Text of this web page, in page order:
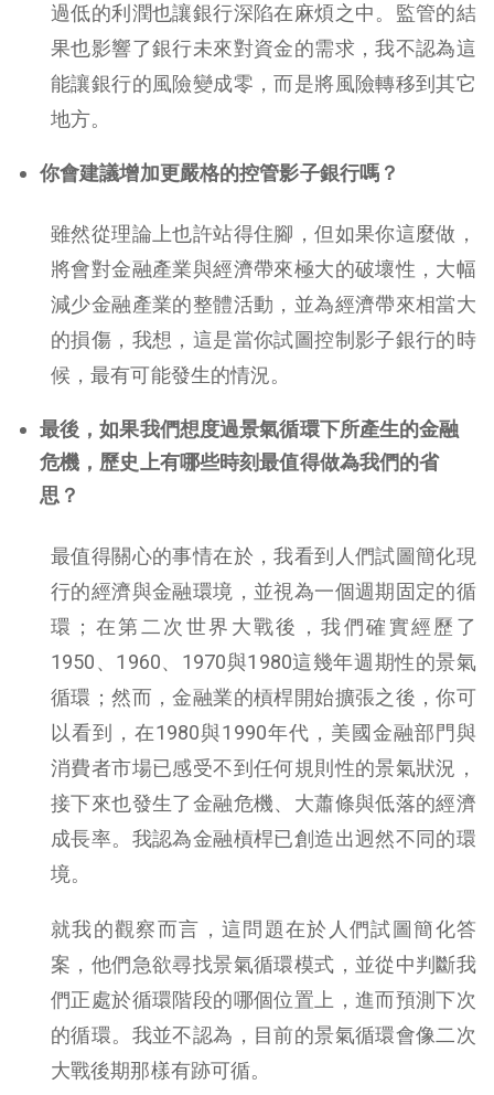
過低的利潤也讓銀行深陷在麻煩之中。監管的結
果也影響了銀行未來對資金的需求，我不認為這
能讓銀行的風險變成零，而是將風險轉移到其它
地方。
你會建議增加更嚴格的控管影子銀行嗎？
雖然從理論上也許站得住腳，但如果你這麼做，
將會對金融產業與經濟帶來極大的破壞性，大幅
減少金融產業的整體活動，並為經濟帶來相當大
的損傷，我想，這是當你試圖控制影子銀行的時
候，最有可能發生的情況。
最後，如果我們想度過景氣循環下所產生的金融
危機，歷史上有哪些時刻最值得做為我們的省
思？
最值得關心的事情在於，我看到人們試圖簡化現
行的經濟與金融環境，並視為一個週期固定的循
環；在第二次世界大戰後，我們確實經歷了
1950、1960、1970與1980這幾年週期性的景氣
循環；然而，金融業的槓桿開始擴張之後，你可
以看到，在1980與1990年代，美國金融部門與
消費者市場已感受不到任何規則性的景氣狀況，
接下來也發生了金融危機、大蕭條與低落的經濟
成長率。我認為金融槓桿已創造出迥然不同的環
境。
就我的觀察而言，這問題在於人們試圖簡化答
案，他們急欲尋找景氣循環模式，並從中判斷我
們正處於循環階段的哪個位置上，進而預測下次
的循環。我並不認為，目前的景氣循環會像二次
大戰後期那樣有跡可循。